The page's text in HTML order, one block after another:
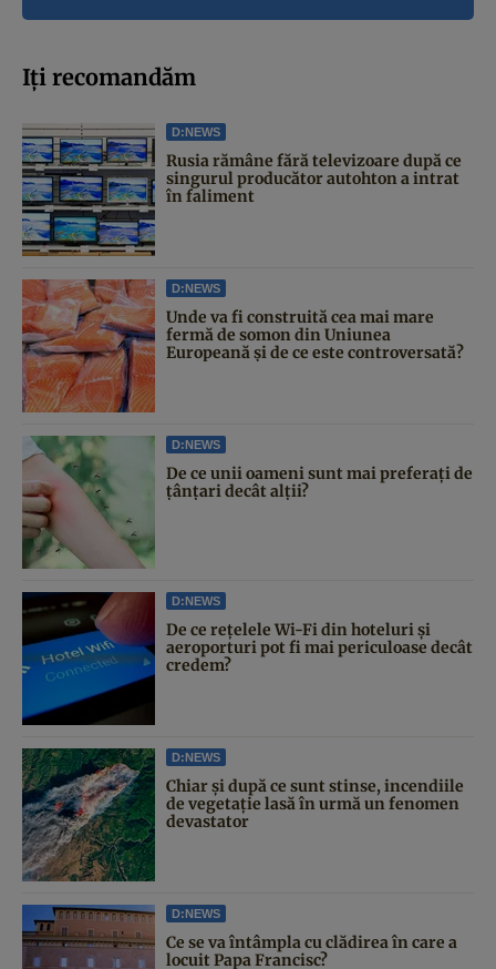
Iți recomandăm
D:NEWS
Rusia rămâne fără televizoare după ce
singurul producător autohton a intrat
în faliment
D:NEWS
Unde va fi construită cea mai mare
fermă de somon din Uniunea
Europeană și de ce este controversată?
D:NEWS
De ce unii oameni sunt mai preferați de
țânțari decât alții?
D:NEWS
De ce rețelele Wi-Fi din hoteluri și
aeroporturi pot fi mai periculoase decât
credem?
D:NEWS
Chiar și după ce sunt stinse, incendiile
de vegetație lasă în urmă un fenomen
devastator
D:NEWS
Ce se va întâmpla cu clădirea în care a
locuit Papa Francisc?